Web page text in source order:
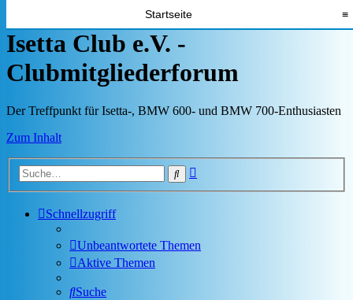
Startseite ≡
Isetta Club e.V. -
Clubmitgliederforum
Der Treffpunkt für Isetta-, BMW 600- und BMW 700-Enthusiasten
Zum Inhalt
Suche
Schnellzugriff
Unbeantwortete Themen
Aktive Themen
Suche